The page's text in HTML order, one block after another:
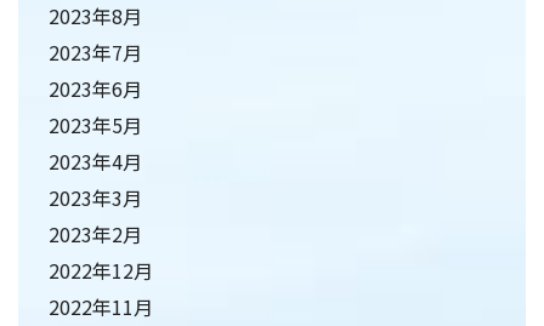
2023年8月
2023年7月
2023年6月
2023年5月
2023年4月
2023年3月
2023年2月
2022年12月
2022年11月